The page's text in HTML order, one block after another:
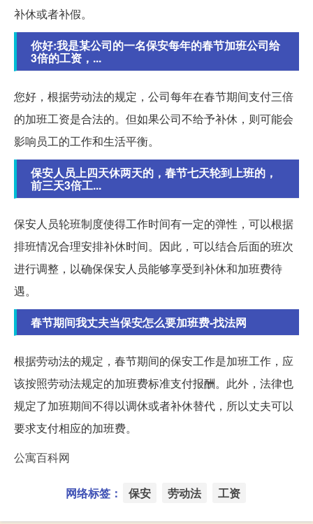
补休或者补假。
你好:我是某公司的一名保安每年的春节加班公司给
3倍的工资，...
您好，根据劳动法的规定，公司每年在春节期间支付三倍
的加班工资是合法的。但如果公司不给予补休，则可能会
影响员工的工作和生活平衡。
保安人员上四天休两天的，春节七天轮到上班的，
前三天3倍工...
保安人员轮班制度使得工作时间有一定的弹性，可以根据
排班情况合理安排补休时间。因此，可以结合后面的班次
进行调整，以确保保安人员能够享受到补休和加班费待
遇。
春节期间我丈夫当保安怎么要加班费-找法网
根据劳动法的规定，春节期间的保安工作是加班工作，应
该按照劳动法规定的加班费标准支付报酬。此外，法律也
规定了加班期间不得以调休或者补休替代，所以丈夫可以
要求支付相应的加班费。
公寓百科网
网络标签： 保安 劳动法 工资